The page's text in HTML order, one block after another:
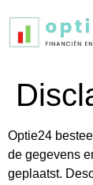
Optie24
de gegevens
geplaatst.